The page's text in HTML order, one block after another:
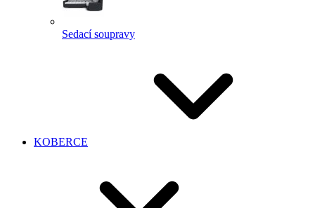
Sedací soupravy
KOBERCE